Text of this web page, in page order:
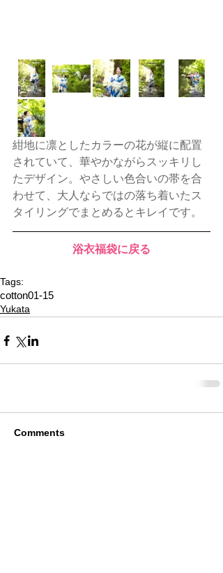
紺地に凛としたカラーの花が縦に配置
されていて、華やかながらスッキリし
たデザイン。やさしい色合いの帯を合
わせて、大人ならではの落ち着いたス
タイリングでまとめるとキレイです。
浴衣福袋に戻る
Tags:
cotton01-15
Yukata
Comments